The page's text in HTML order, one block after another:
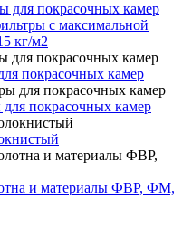
для покрасочных камер
с максимальной
кг/м2
покрасочных камер
покрасочных камер
и материалы ФВР, ФМ,